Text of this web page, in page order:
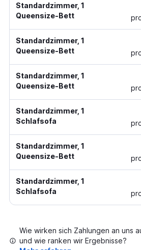
Standardzimmer, 1
Queensize-Bett
Standardzimmer, 1
Queensize-Bett
Standardzimmer, 1
Queensize-Bett
Standardzimmer, 1
Schlafsofa
Standardzimmer, 1
Queensize-Bett
Standardzimmer, 1
Schlafsofa
Wie wirken sich Zahlungen an uns
und wie ranken wir Ergebnisse?